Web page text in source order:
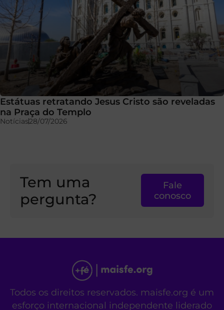
Estátuas retratando Jesus Cristo são reveladas
na Praça do Templo
Notícias28/07/2026
Tem uma
pergunta?
Fale
conosco
Todos os direitos reservados. maisfe.org é um
esforço internacional independente liderado